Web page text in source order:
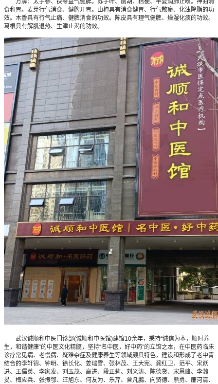
方解：太子参、茯苓益气健脾。苏子叶、前胡、桔梗、半夏润肺止咳。神曲消
食和胃。麦芽行气消食、健脾开胃。山楂具有消食健胃、行气散瘀、化浊降脂的功
效。木香具有行气止痛、健脾消食的功效。陈皮具有理气健脾、燥湿化痰的功效。
葛根具有解肌退热、生津止渴的功效。
武汉诚顺和中医门诊部(诚顺和中医馆)建馆10余年，秉持“诚信为本，顺时养
生，和谐健康”的中医文化精髓，坚持“名中医，好中药”的立馆之本，在中医药临床
诊疗常见病、老慢病、疑难杂症及健康养生等领域颇具特色，建设和形成了老中青
结合的李轩锦、钟明、徐长化、姜瑞雪、张林茂、王大宪、龚红卫、范平、宋跃
进、王儒英、李家发、刘玉茂、高进、段正莉、刘义涛、陈德货、宋恩峰、李瀚
旻、梅应兵、张振鄂、汪旭东、何友为、乐芹、曾凡鹏、向贤德、熊勇、廉河清、